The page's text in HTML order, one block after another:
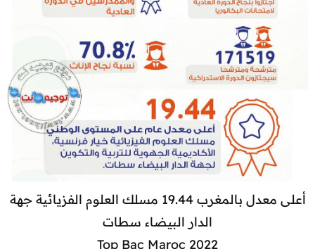
أعلى معدل بالمغرب 19.44 مسلك العلوم الفزيائية جهة
الدار البيضاء سطات
Top Bac Maroc 2022​